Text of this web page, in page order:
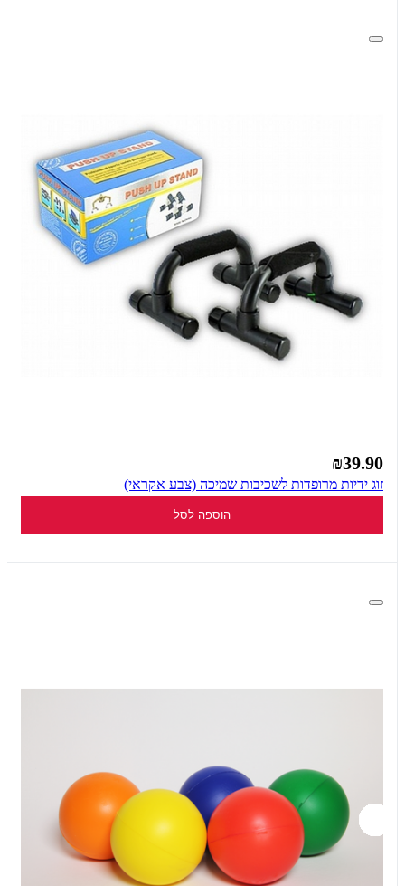
₪39.90
זוג ידיות מרופדות לשכיבות שמיכה (צבע אקראי)
הוספה לסל